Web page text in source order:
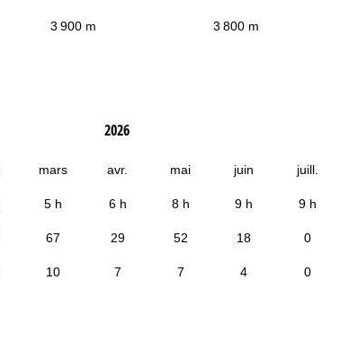
3 900 m 3 800 m
2026
mars avr. mai juin juill.
5 h 6 h 8 h 9 h 9 h
67 29 52 18 0
10 7 7 4 0